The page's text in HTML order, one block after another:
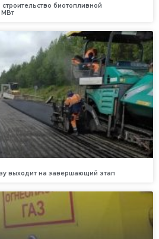
биотопливной
МВт
выходит на завершающий этап